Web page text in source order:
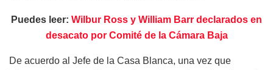
Puedes leer: Wilbur Ross y William Barr declarados en
desacato por Comité de la Cámara Baja
De acuerdo al Jefe de la Casa Blanca, una vez que